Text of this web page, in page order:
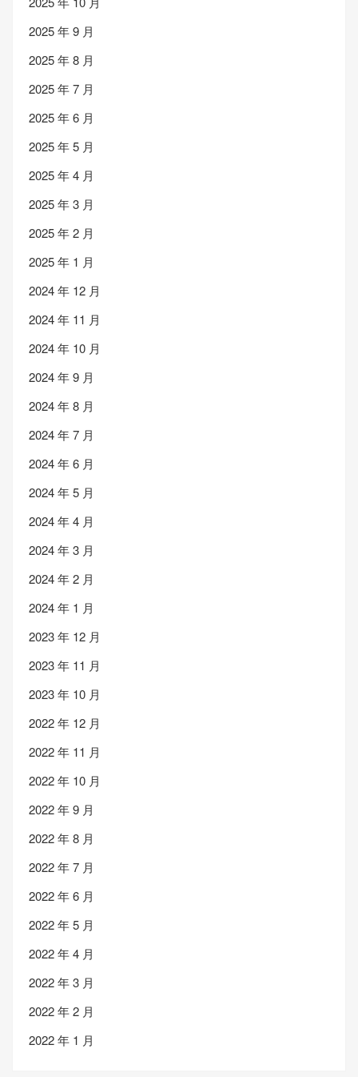
2025 年 9 月
2025 年 8 月
2025 年 7 月
2025 年 6 月
2025 年 5 月
2025 年 4 月
2025 年 3 月
2025 年 2 月
2025 年 1 月
2024 年 12 月
2024 年 11 月
2024 年 10 月
2024 年 9 月
2024 年 8 月
2024 年 7 月
2024 年 6 月
2024 年 5 月
2024 年 4 月
2024 年 3 月
2024 年 2 月
2024 年 1 月
2023 年 12 月
2023 年 11 月
2023 年 10 月
2022 年 12 月
2022 年 11 月
2022 年 10 月
2022 年 9 月
2022 年 8 月
2022 年 7 月
2022 年 6 月
2022 年 5 月
2022 年 4 月
2022 年 3 月
2022 年 2 月
2022 年 1 月